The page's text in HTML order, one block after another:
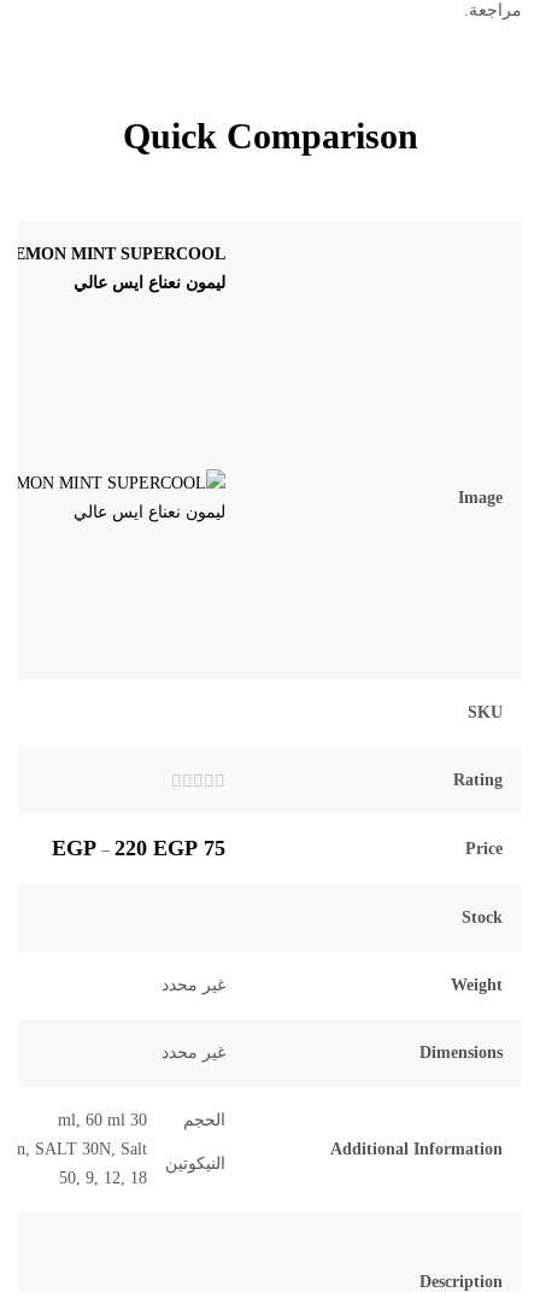
مراجعة.
Quick Comparison
ليمون نعناع ايس عالي
Image
SKU
Rating
0
من
Price
75
EGP – 220 EGP
Stock
Weight غير محدد
Dimensions غير محدد
Additional Information
الحجم 30 ml, 60 ml
النيكوتين
6n, SALT 30N, Salt
50, 9, 12, 18
Description